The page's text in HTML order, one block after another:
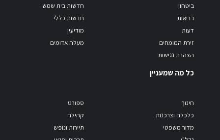
ביטחון
בריאות
דעות
זירת המומחים
הצהרת נגישות
חדשות בית שמש
חדשות כללי
מודיעין
מעלה אדומים
כל מה שמעניין
חינוך
כלכלה וצרכנות
מדור משפטי
ספורט
קהילה
תיירות ונופש